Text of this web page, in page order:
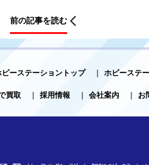
前の記事を読む
ーステーショントップ | ホビーステ
買取
| 採用情報 | 会社案内 | お